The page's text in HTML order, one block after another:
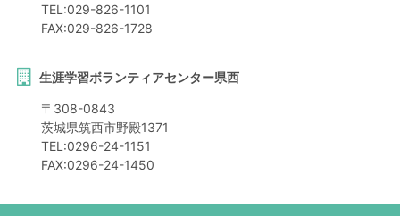
TEL:029-826-1101
FAX:029-826-1728
生涯学習ボランティアセンター県西
〒 308-0843
茨城県筑西市野殿1371
TEL:0296-24-1151
FAX:0296-24-1450